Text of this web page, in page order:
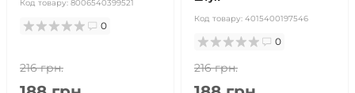
Код товару: 8006540399521
0
216 грн.
Код товару: 4015400197546
0
216 грн.